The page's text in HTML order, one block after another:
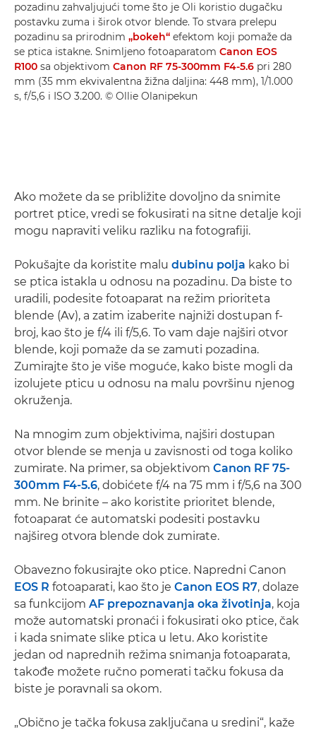
pozadinu zahvaljujući tome što je Oli koristio dugačku
postavku zuma i širok otvor blende. To stvara prelepu
pozadinu sa prirodnim „bokeh“ efektom koji pomaže da
se ptica istakne. Snimljeno fotoaparatom Canon EOS
R100 sa objektivom Canon RF 75-300mm F4-5.6 pri 280
mm (35 mm ekvivalentna žižna daljina: 448 mm), 1/1.000
s, f/5,6 i ISO 3.200. © Ollie Olanipekun
Ako možete da se približite dovoljno da snimite
portret ptice, vredi se fokusirati na sitne detalje koji
mogu napraviti veliku razliku na fotografiji.
Pokušajte da koristite malu dubinu polja kako bi
se ptica istakla u odnosu na pozadinu. Da biste to
uradili, podesite fotoaparat na režim prioriteta
blende (Av), a zatim izaberite najniži dostupan f-
broj, kao što je f/4 ili f/5,6. To vam daje najširi otvor
blende, koji pomaže da se zamuti pozadina.
Zumirajte što je više moguće, kako biste mogli da
izolujete pticu u odnosu na malu površinu njenog
okruženja.
Na mnogim zum objektivima, najširi dostupan
otvor blende se menja u zavisnosti od toga koliko
zumirate. Na primer, sa objektivom Canon RF 75-
300mm F4-5.6, dobićete f/4 na 75 mm i f/5,6 na 300
mm. Ne brinite – ako koristite prioritet blende,
fotoaparat će automatski podesiti postavku
najšireg otvora blende dok zumirate.
Obavezno fokusirajte oko ptice. Napredni Canon
EOS R fotoaparati, kao što je Canon EOS R7, dolaze
sa funkcijom AF prepoznavanja oka životinja, koja
može automatski pronaći i fokusirati oko ptice, čak
i kada snimate slike ptica u letu. Ako koristite
jedan od naprednih režima snimanja fotoaparata,
takođe možete ručno pomerati tačku fokusa da
biste je poravnali sa okom.
„Obično je tačka fokusa zaključana u sredini“, kaže